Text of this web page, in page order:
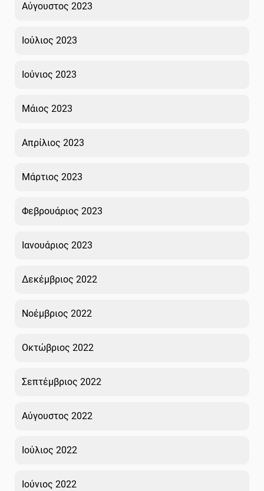
Αύγουστος 2023
Ιούλιος 2023
Ιούνιος 2023
Μάιος 2023
Απρίλιος 2023
Μάρτιος 2023
Φεβρουάριος 2023
Ιανουάριος 2023
Δεκέμβριος 2022
Νοέμβριος 2022
Οκτώβριος 2022
Σεπτέμβριος 2022
Αύγουστος 2022
Ιούλιος 2022
Ιούνιος 2022